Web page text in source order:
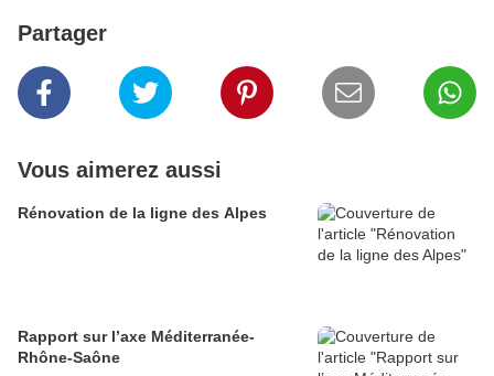
Partager
Vous aimerez aussi
Rénovation de la ligne des Alpes
Rapport sur l’axe Méditerranée-
Rhône-Saône